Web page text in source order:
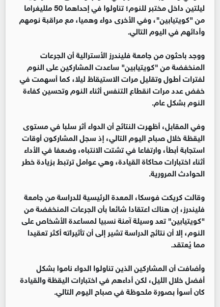
ليلتين داخل مختبر للنوم؛ تناولوا في إحداهما 50 ملليغراما
من "كويتيابين"، وفي الأخرى دواء وهميا، مع مراقبة نومهم
وأدائهم في اليوم التالي.
ووجد باحثون من جامعة فليندرز الأسترالية أن الجرعات
المنخفضة من "كويتيابين" ساعدت المشاركين على النوم
لفترات أطول وتقليل مرات الاستيقاظ ليلا، كما أسهمت في
خفض عدد مرات انقطاع التنفس أثناء النوم وتحسين كفاءة
النوم بشكل عام.
وفي المقابل، أظهرت النتائج أن الدواء أثر سلبا في مستوى
اليقظة خلال صباح اليوم التالي، إذ سجل المشاركون أوقات
استجابة أبطأ، وارتفاعا في تشتت الانتباه، وضعفا في الأداء
أثناء اختبارات محاكاة القيادة، وهي عوامل ترتبط بزيادة خطر
الحوادث المرورية.
وقالت كريكت فوسكا، المعدة الرئيسية للدراسة من جامعة
فليندرز، إن هناك اعتقادا شائعا بأن الجرعات المنخفضة من
"كويتيابين" تعد وسيلة آمنة نسبيا لمساعدة الأشخاص على
النوم، إلا أن نتائج الدراسة تشير إلى أن تأثيراته أكثر تعقيدا
مما يُعتقد.
وأضافت أن المشاركين الذين تناولوا الدواء ناموا بشكل
أفضل خلال الليل، لكن أداءهم في اختبارات اليقظة والقيادة
كان أسوأ بصورة ملحوظة في صباح اليوم التالي.